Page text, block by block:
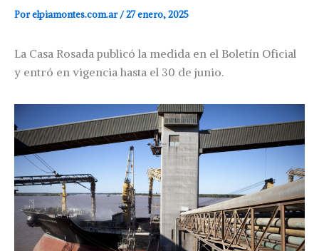
Porelpiamontes.com.ar/27 enero, 2025
La Casa Rosada publicó la medida en el Boletín Oficial
y entró en vigencia hasta el 30 de junio.